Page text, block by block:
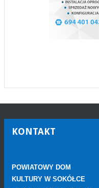
KONTAKT
POWIATOWY DOM
KULTURY W SOKÓŁCE